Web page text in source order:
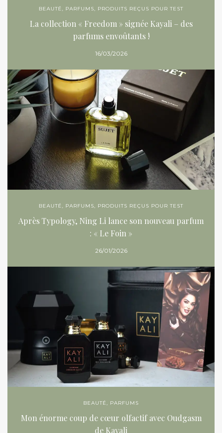
BEAUTÉ, PARFUMS, PRODUITS REÇUS POUR TEST
La collection « Freedom » signée Kayali – des
parfums envoûtants !
16/03/2026
BEAUTÉ, PARFUMS, PRODUITS REÇUS POUR TEST
Après Typology, Ning Li lance son nouveau parfum
: « Le Foin »
26/01/2026
BEAUTÉ, PARFUMS
Mon énorme coup de cœur olfactif avec Oudgasm
de Kayali